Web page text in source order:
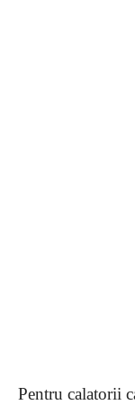
Pentru calatorii